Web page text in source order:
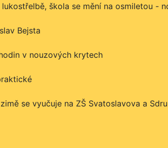
škola se mění na osmiletou -
Bejsta
v nouzových krytech
se vyučuje na ZŠ Svatoslavova a